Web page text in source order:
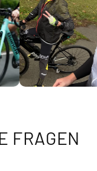
FRAGEN